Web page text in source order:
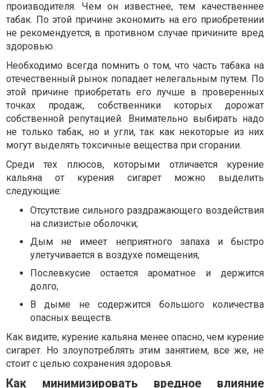
производителя. Чем он известнее, тем качественнее
табак. По этой причине экономить на его приобретении
не рекомендуется, в противном случае причините вред
здоровью.
Необходимо всегда помнить о том, что часть табака на
отечественный рынок попадает нелегальным путем. По
этой причине приобретать его лучше в проверенных
точках продаж, собственники которых дорожат
собственной репутацией. Внимательно выбирать надо
не только табак, но и угли, так как некоторые из них
могут выделять токсичные вещества при сгорании.
Среди тех плюсов, которыми отличается курение
кальяна от курения сигарет можно выделить
следующие:
Отсутствие сильного раздражающего воздействия
на слизистые оболочки;
Дым не имеет неприятного запаха и быстро
улетучивается в воздухе помещения;
Послевкусие остается ароматное и держится
долго;
В дыме не содержится большого количества
опасных веществ.
Как видите, курение кальяна менее опасно, чем курение
сигарет. Но злоупотреблять этим занятием, все же, не
стоит с целью сохранения здоровья.
Как минимизировать вредное влияние